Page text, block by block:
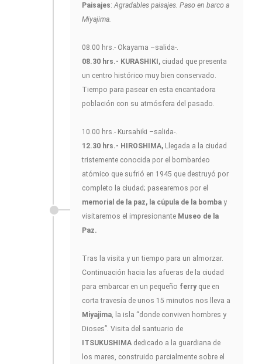
Paisajes: Agradables paisajes. Paso en barco a
Miyajima.
08.00 hrs.- Okayama –salida-.
08.30 hrs.- KURASHIKI, ciudad que presenta
un centro histórico muy bien conservado.
Tiempo para pasear en esta encantadora
población con su atmósfera del pasado.
10.00 hrs.- Kursahiki –salida-.
12.30 hrs.- HIROSHIMA, Llegada a la ciudad
tristemente conocida por el bombardeo
atómico que sufrió en 1945 que destruyó por
completo la ciudad; pasearemos por el
memorial de la paz, la cúpula de la bomba y
visitaremos el impresionante Museo de la
Paz.
Tras la visita y un tiempo para un almorzar.
Continuación hacia las afueras de la ciudad
para embarcar en un pequeño ferry que en
corta travesía de unos 15 minutos nos lleva a
Miyajima , la isla “donde conviven hombres y
Dioses”. Visita del santuario de
ITSUKUSHIMA dedicado a la guardiana de
los mares, construido parcialmente sobre el